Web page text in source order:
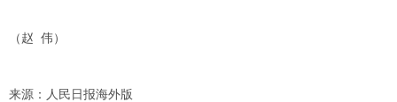
（赵 伟）
来源：人民日报海外版